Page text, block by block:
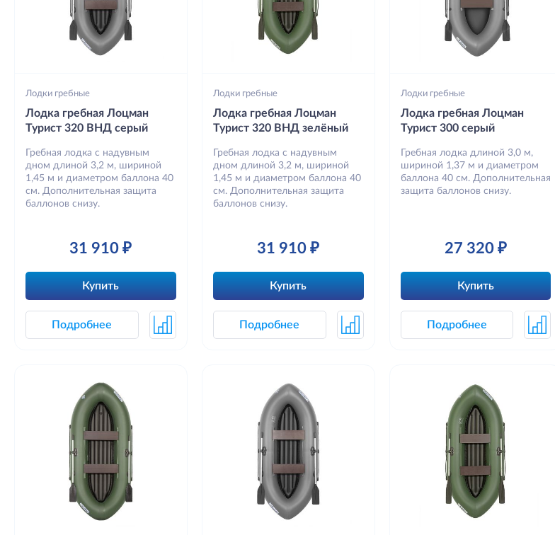
Лодки гребные
Лодка гребная Лоцман
Турист 320 ВНД серый
Гребная лодка с надувным
дном длиной 3,2 м, шириной
1,45 м и диаметром баллона 40
см. Дополнительная защита
баллонов снизу.
31 910 ₽
Купить
Подробнее
Лодки гребные
Лодка гребная Лоцман
Турист 320 ВНД зелёный
Гребная лодка с надувным
дном длиной 3,2 м, шириной
1,45 м и диаметром баллона 40
см. Дополнительная защита
баллонов снизу.
31 910 ₽
Купить
Подробнее
Лодки гребные
Лодка гребная Лоцман
Турист 300 серый
Гребная лодка длиной 3,0 м,
шириной 1,37 м и диаметром
баллона 40 см. Дополнительная
защита баллонов снизу.
27 320 ₽
Купить
Подробнее